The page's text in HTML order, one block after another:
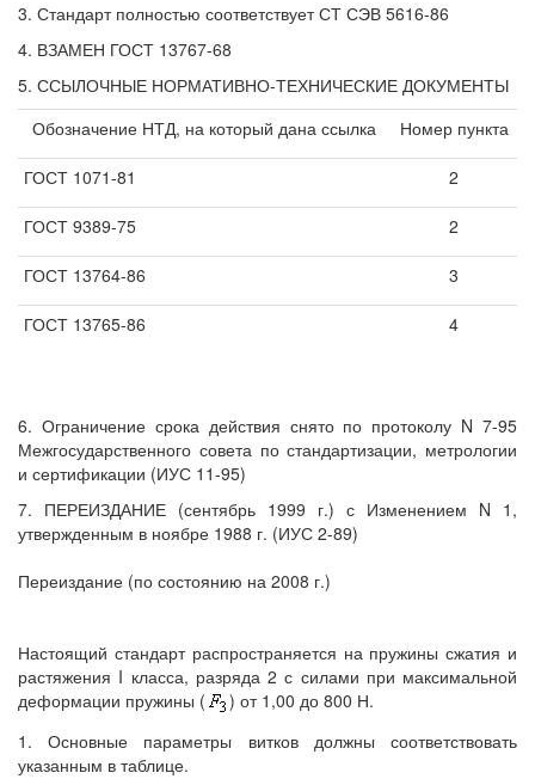
3. Стандарт полностью соответствует СТ СЭВ 5616-86
4. ВЗАМЕН ГОСТ 13767-68
5. ССЫЛОЧНЫЕ НОРМАТИВНО-ТЕХНИЧЕСКИЕ ДОКУМЕНТЫ
Обозначение НТД, на который дана ссылка
Номер пункта
ГОСТ 1071-81 2
ГОСТ 9389-75 2
ГОСТ 13764-86 3
ГОСТ 13765-86 4
6. Ограничение срока действия снято по протоколу N 7-95
Межгосударственного совета по стандартизации, метрологии
и сертификации (ИУС 11-95)
7. ПЕРЕИЗДАНИЕ (сентябрь 1999 г.) с Изменением N 1,
утвержденным в ноябре 1988 г. (ИУС 2-89)
Переиздание (по состоянию на 2008 г.)
Настоящий стандарт распространяется на пружины сжатия и
растяжения I класса, разряда 2 с силами при максимальной
деформации пружины (
) от 1,00 до 800 Н.
1. Основные параметры витков должны соответствовать
указанным в таблице.